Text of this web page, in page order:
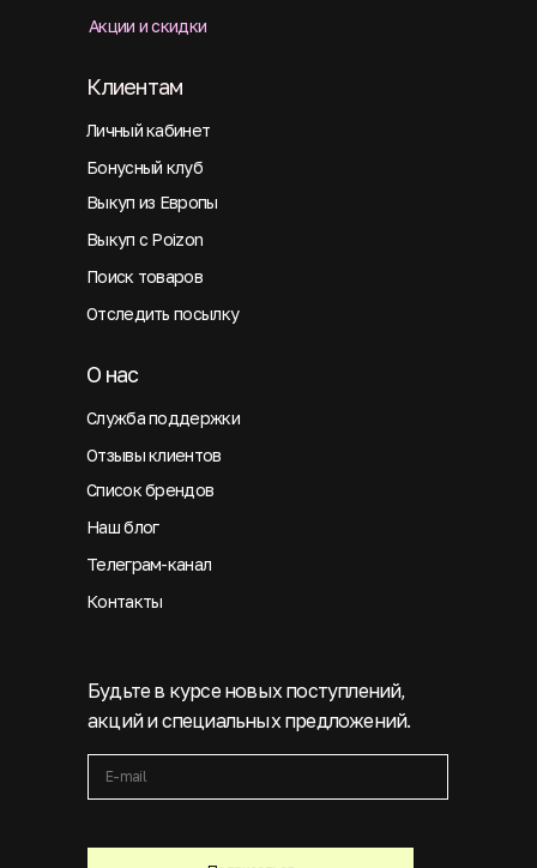
Будьте в курсе новых поступлений,
акций и специальных предложений.
Акции и скидки
Личный кабинет
Клиентам
Бонусный клуб
Выкуп из Европы
Выкуп с Poizon
Поиск товаров
Отследить посылку
Служба поддержки
О нас
Отзывы клиентов
Список брендов
Наш блог
Телеграм-канал
Контакты